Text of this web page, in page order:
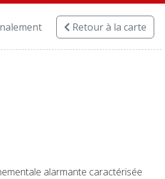
Retourà la carte
alarmante caractérisée